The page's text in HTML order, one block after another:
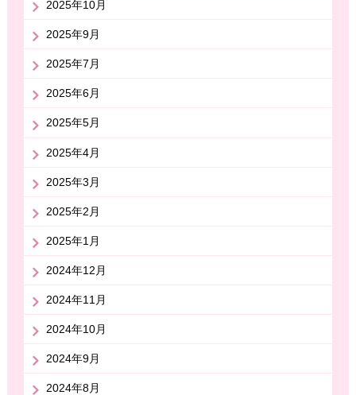
2025年10月
2025年9月
2025年7月
2025年6月
2025年5月
2025年4月
2025年3月
2025年2月
2025年1月
2024年12月
2024年11月
2024年10月
2024年9月
2024年8月